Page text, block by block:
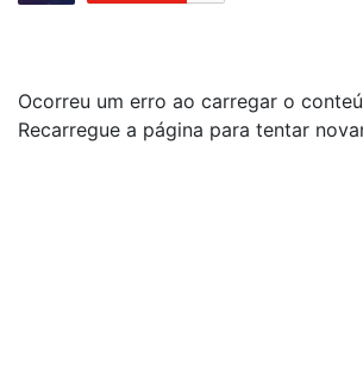
Ocorreu um erro ao carregar o
Recarregue a página para tentar